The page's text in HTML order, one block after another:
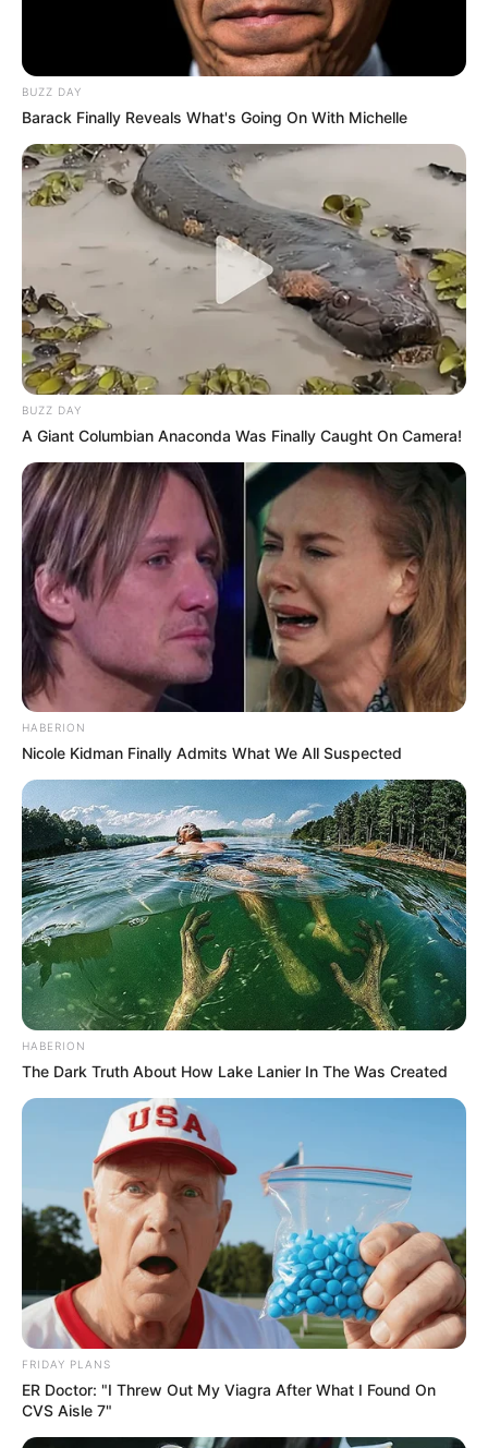
BUZZ DAY
Barack Finally Reveals What's Going On With Michelle
BUZZ DAY
A Giant Columbian Anaconda Was Finally Caught On Camera!
HABERION
Nicole Kidman Finally Admits What We All Suspected
HABERION
The Dark Truth About How Lake Lanier In The Was Created
FRIDAY PLANS
ER Doctor: "I Threw Out My Viagra After What I Found On
CVS Aisle 7"